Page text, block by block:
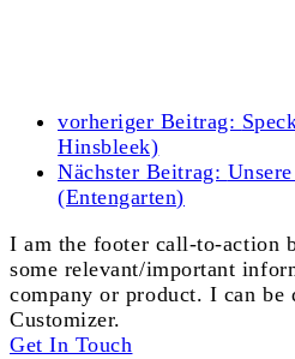
vorheriger Beitrag:
Hinsbleek)
Nächster Beitrag:
(Entengarten)
I am the footer call-to-action
some relevant/important
company or product. I can be
Customizer.
Get In Touch